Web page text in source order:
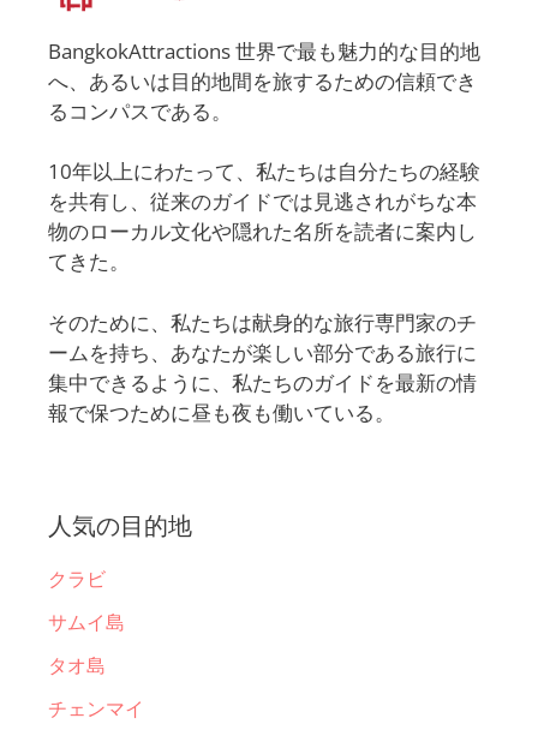
BangkokAttractions 世界で最も魅力的な目的地
へ、あるいは目的地間を旅するための信頼でき
るコンパスである。
10年以上にわたって、私たちは自分たちの経験
を共有し、従来のガイドでは見逃されがちな本
物のローカル文化や隠れた名所を読者に案内し
てきた。
そのために、私たちは献身的な旅行専門家のチ
ームを持ち、あなたが楽しい部分である旅行に
集中できるように、私たちのガイドを最新の情
報で保つために昼も夜も働いている。
人気の目的地
クラビ
サムイ島
タオ島
チェンマイ